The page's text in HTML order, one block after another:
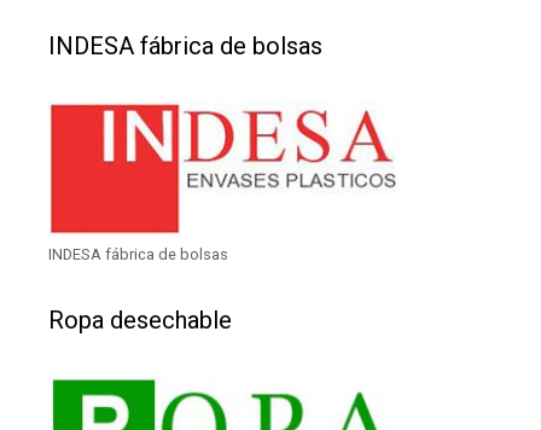
INDESA fábrica de bolsas
INDESA fábrica de bolsas
Ropa desechable